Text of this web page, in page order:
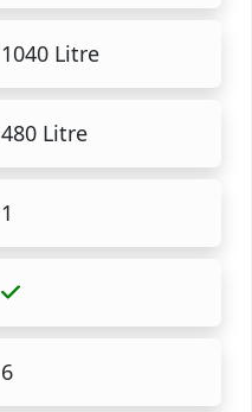
1040 Litre
480 Litre
1
6